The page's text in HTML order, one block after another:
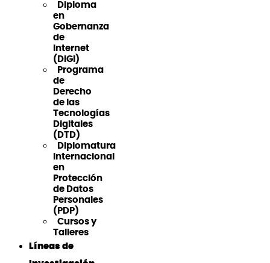
Diploma
en
Gobernanza
de
Internet
(DiGI)
Programa
de
Derecho
de las
Tecnologías
Digitales
(DTD)
Diplomatura
Internacional
en
Protección
de Datos
Personales
(PDP)
Cursos y
Talleres
Líneas de